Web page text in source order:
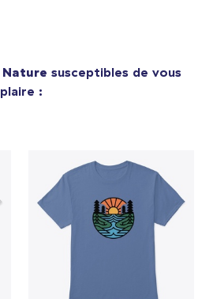
Nature susceptibles de vous
plaire :